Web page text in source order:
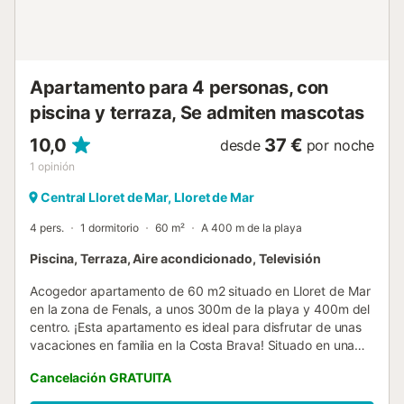
Apartamento para 4 personas, con
piscina y terraza, Se admiten mascotas
10,0
1 opinión
desde 37 € por noche
Central Lloret de Mar, Lloret de Mar
4 pers. 1 dormitorio 60 m² A 400 m de la playa
Piscina, Terraza, Aire acondicionado, Televisión
Acogedor apartamento de 60 m2 situado en Lloret de Mar
en la zona de Fenals, a unos 300m de la playa y 400m del
centro. ¡Esta apartamento es ideal para disfrutar de unas
vacaciones en familia en la Costa Brava! Situado en una
personas. Forma parte de una tranquila urbanización con
jardín y piscina comunitarios y con un garaje privado
Cancelación GRATUITA